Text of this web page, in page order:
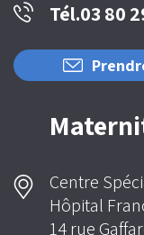
Tél.03 80
Centre
Hôpital
14 rue